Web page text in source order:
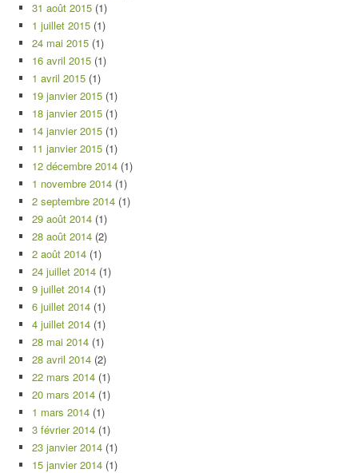
31 août 2015 (1)
1 juillet 2015 (1)
24 mai 2015 (1)
16 avril 2015 (1)
1 avril 2015 (1)
19 janvier 2015 (1)
18 janvier 2015 (1)
14 janvier 2015 (1)
11 janvier 2015 (1)
12 décembre 2014 (1)
1 novembre 2014 (1)
2 septembre 2014 (1)
29 août 2014 (1)
28 août 2014 (2)
2 août 2014 (1)
24 juillet 2014 (1)
9 juillet 2014 (1)
6 juillet 2014 (1)
4 juillet 2014 (1)
28 mai 2014 (1)
28 avril 2014 (2)
22 mars 2014 (1)
20 mars 2014 (1)
1 mars 2014 (1)
3 février 2014 (1)
23 janvier 2014 (1)
15 janvier 2014 (1)